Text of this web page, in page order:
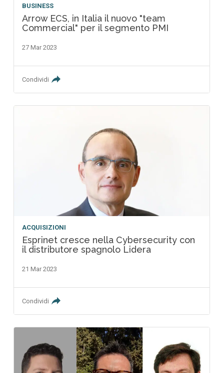
BUSINESS
Arrow ECS, in Italia il nuovo "team
Commercial" per il segmento PMI
27 Mar 2023
Condividi
ACQUISIZIONI
Esprinet cresce nella Cybersecurity con
il distributore spagnolo Lidera
21 Mar 2023
Condividi